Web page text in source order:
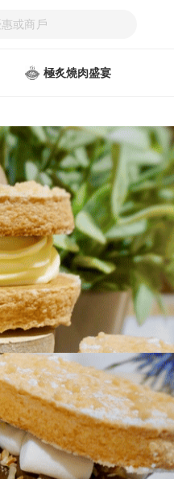
極炙燒肉盛宴